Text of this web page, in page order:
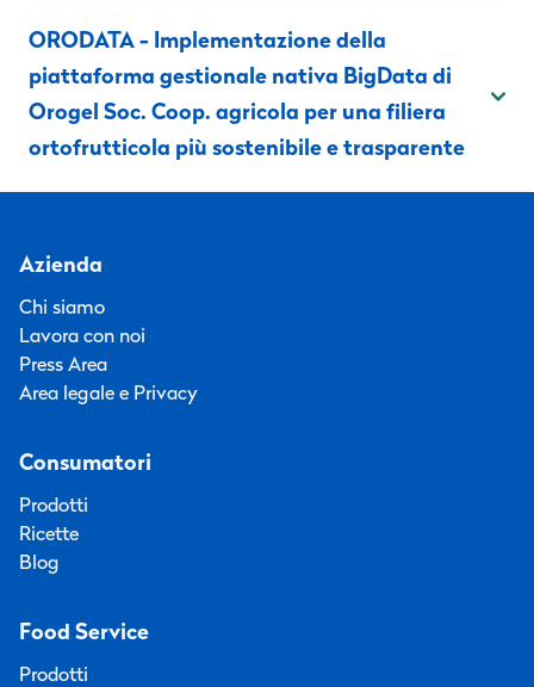
ORODATA - Implementazione della
piattaforma gestionale nativa BigData di
Orogel Soc. Coop. agricola per una filiera
ortofrutticola più sostenibile e trasparente
Azienda
Chi siamo
Lavora con noi
Press Area
Area legale e Privacy
Consumatori
Prodotti
Ricette
Blog
Food Service
Prodotti